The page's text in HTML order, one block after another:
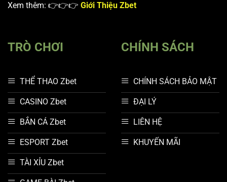
Xem thêm: 👉👉👉 Giới Thiệu Zbet
TRÒ CHƠI
THỂ THAO Zbet
CASINO Zbet
BẮN CÁ Zbet
ESPORT Zbet
TÀI XỈU Zbet
CHÍNH SÁCH
CHÍNH SÁCH BẢO MẬT
ĐẠI LÝ
LIÊN HỆ
KHUYẾN MÃI